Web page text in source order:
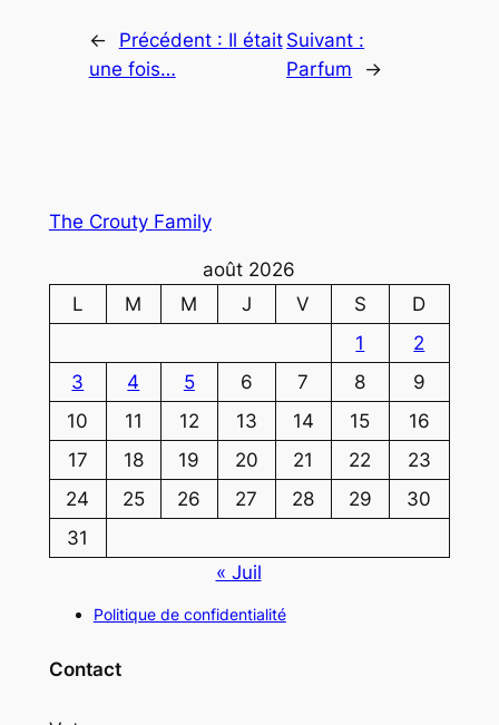
← Précédent : Il était
une fois…
Suivant :
Parfum
→
The Crouty Family
août 2026
L
M M J V S
D
1
2
3
4 5 6 7 8
9
10
11 12 13 14 15
16
17
18 19 20 21 22
23
24
25 26 27 28 29
30
31
« Juil
Politique de confidentialité
Contact